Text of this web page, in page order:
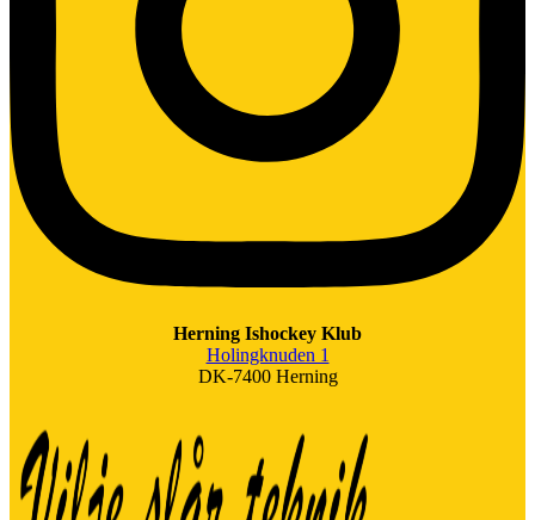
Herning Ishockey Klub
Holingknuden 1
DK-7400 Herning